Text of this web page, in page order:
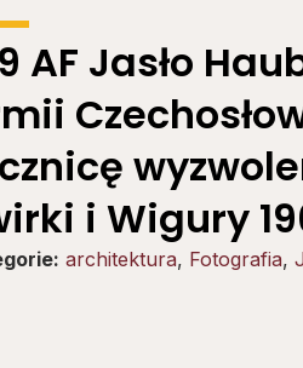
AF Jasło
i Wigury
architektura, Fotografia,